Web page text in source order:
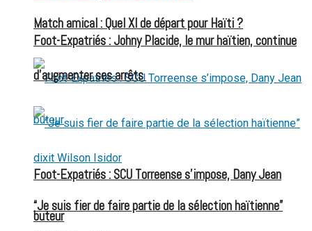
Match amical : Quel XI de départ pour Haïti ?
Foot-Expatriés : SCU Torreense s’impose, Dany Jean
buteur
Foot-Expatriés : Johny Placide, le mur haïtien, continue
d’augmenter ses arrêts
“Je suis fier de faire partie de la sélection haïtienne”